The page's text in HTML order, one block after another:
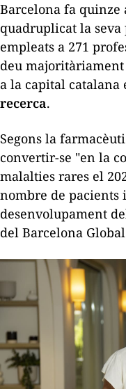
Barcelona fa quinze
quadruplicat la
empleats a 271
deu
a la capital catalana
recerca.
Segons la
convertir-se "en la
malalties rares el
nombre de pacients
desenvolupament
del Barcelona